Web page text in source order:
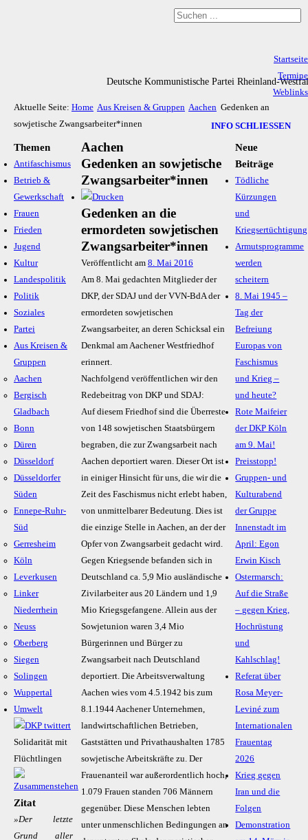
Deutsche Kommunistische Partei Rheinland-
Startseite
Termine
Weblinks
Impressum & Datenschutz
Aktuelle Seite: Home Aus Kreisen & Gruppen Aachen Gedenken an
sowjetische Zwangsarbeiter*innen
Themen
Antifaschismus
Betrieb &
Gewerkschaft
Frauen
Frieden
Jugend
Kultur
Landespolitik
Politik
Soziales
Partei
Aus Kreisen &
Gruppen
Aachen
Bergisch
Gladbach
Bonn
Düren
Düsseldorf
Düsseldorfer
Süden
Ennepe-Ruhr-
Süd
Gerresheim
Köln
Leverkusen
Linker
Niederrhein
Neuss
Oberberg
Siegen
Solingen
Wuppertal
Umwelt
Solidarität mit
Flüchtlingen
Zitat
»Der letz­te
Grund al­ler
Aachen
Gedenken an sowjetische
Zwangsarbeiter*innen
Gedenken an die
ermordeten sowjetischen
Zwangsarbeiter*innen
Veröffentlicht am 8. Mai 2016
Am 8. Mai gedachten Mitglieder der
DKP, der SDAJ und der VVN-BdA der
ermordeten sowjetischen
Zwangsarbeiter, an deren Schicksal ein
Denkmal am Aachener Westfriedhof
erinnert.
Nachfolgend veröffentlichen wir den
Redebeitrag von DKP und SDAJ:
Auf diesem Friedhof sind die Überreste
von 148 sowjetischen Staatsbürgern
begraben, die zur Zwangsarbeit nach
Aachen deportiert waren. Dieser Ort ist
in einiger Hinsicht für uns, die wir die
Zeit des Faschismus nicht erlebt haben,
von unmittelbarer Bedeutung. Dies ist
die einzige Stelle in Aachen, an der der
Opfer von Zwangsarbeit gedacht wird.
Gegen Kriegsende befanden sich in
Deutschland ca. 5,9 Mio ausländische
Zivilarbeiter aus 20 Ländern und 1,9
Mio Kriegsgefangene. Allein aus der
Sowjetunion waren 3,4 Mio
Bürgerinnen und Bürger zu
Zwangsarbeit nach Deutschland
deportiert. Die Arbeitsverwaltung
Aachen wies vom 4.5.1942 bis zum
8.1.1944 Aachener Unternehmen,
landwirtschaftlichen Betrieben,
Gaststätten und Privathaushalten 1785
sowjetische Arbeitskräfte zu. Der
Frauenanteil war außerordentlich hoch,
1.079 Frauen standen 706 Männern
gegenüber. Diese Menschen lebten
unter unmenschlichen Bedingungen an
INFO SCHLIESSEN
Neue
Beiträge
Tödliche
Kürzungen
und
Kriegsertüchtigung
Armutsprogramme
werden
scheitern
8. Mai 1945 –
Tag der
Befreiung
Europas von
Faschismus
und Krieg –
und heute?
Rote Maifeier
der DKP Köln
am 9. Mai!
Preisstopp!
Gruppen- und
Kulturabend
der Gruppe
Innenstadt im
April: Egon
Erwin Kisch
Ostermarsch:
Auf die Straße
– gegen Krieg,
Hochrüstung
und
Kahlschlag!
Referat über
Rosa Meyer-
Leviné zum
Internationalen
Frauentag
2026
Krieg gegen
Iran und die
Folgen
Demonstration